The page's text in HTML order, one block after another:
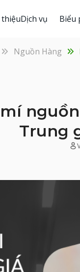
thiệuDịch vụ Biểu
Nguồn Hàng
Trung